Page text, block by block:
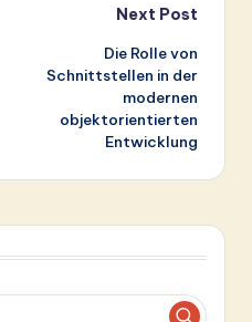
Next Post
Die Rolle von
Schnittstellen in der
modernen
objektorientierten
Entwicklung